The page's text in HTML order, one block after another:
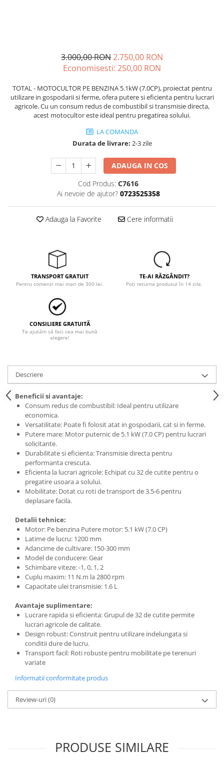
Motocoase termice
Trimmere
Motosape si motoburghie
Motoburghie
Motopompe
Pompe de suprafata
Protecția capului
Protecția respirației
Protecția urechilor
Scule de mana
Chei si truse chei
Ciocane , clesti si foarfeci
Debitare gresie / faianta si geamuri
Echipamente atelier
Fierastraie si topoare
Gletiere , spacluri si cuttere
Pensule si trafaleti
Scari , lize si depozitare
Unelte pentru masurat
Aparate de masura si detectie
Echere si compasuri
Nivele
Nivele laser
Rulete si metre
Telemetre
Scule electrice
Accesorii auto
Accesorii scule electrice
Aparate de sudat si lipit
Capsatoare si pistoale pneumatice
Consumabile scule electrice
Accesorii abrazive
Accesorii pentru lustruire
Varfuri si discuri diamantate
3.000,00 RON2.750,00 RON
Economisesti: 250,00 RON
TOTAL - MOTOCULTOR PE BENZINA 5.1kW (7.0CP), proiectat pentru
utilizare in gospodarii si ferme, ofera putere si eficienta pentru lucrari
agricole. Cu un consum redus de combustibil si transmisie directa,
acest motocultor este ideal pentru pregatirea solului.
LA COMANDA
Durata de livrare: 2-3 zile
ADAUGA IN COS
Cod Produs: C7616
Ai nevoie de ajutor? 0723525358
Adauga la Favorite Cere informatii
TRANSPORT GRATUIT
Pentru comenzi mai mari de 300 lei.
TE-AI RĂZGÂNDIT?
Poți returna produsul în 14 zile.
CONSILIERE GRATUITĂ
Te ajutăm să faci cea mai bună
alegere!
Descriere
Beneficii si avantaje:
Consum redus de combustibil: Ideal pentru utilizare
economica.
Versatilitate: Poate fi folosit atat in gospodarii, cat si in ferme.
Putere mare: Motor puternic de 5.1 kW (7.0 CP) pentru lucrari
solicitante.
Durabilitate si eficienta: Transmisie directa pentru
performanta crescuta.
Eficienta la lucrari agricole: Echipat cu 32 de cutite pentru o
pregatire usoara a solului.
Mobilitate: Dotat cu roti de transport de 3.5-6 pentru
deplasare facila.
Detalii tehnice:
Motor: Pe benzina Putere motor: 5.1 kW (7.0 CP)
Latime de lucru: 1200 mm
Adancime de cultivare: 150-300 mm
Model de conducere: Gear
Schimbare viteze: -1, 0, 1, 2
Cuplu maxim: 11 N.m la 2800 rpm
Capacitate ulei transmisie: 1.6 L
Avantaje suplimentare:
Lucrare rapida si eficienta: Grupul de 32 de cutite permite
lucrari agricole de calitate.
Design robust: Construit pentru utilizare indelungata si
conditii dure de lucru.
Transport facil: Roti robuste pentru mobilitate pe terenuri
variate
Informatii conformitate produs
Review-uri(0)
PRODUSE SIMILARE